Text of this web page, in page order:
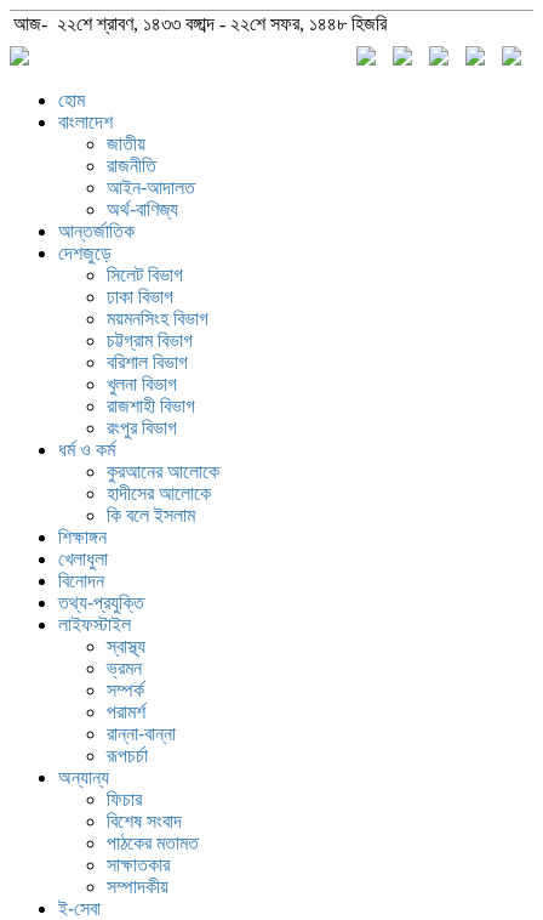
আজ- ২২শে শ্রাবণ, ১৪৩৩ বঙ্গাব্দ - ২২শে সফর, ১৪৪৮ হিজরি
হোম
বাংলাদেশ
জাতীয়
রাজনীতি
আইন-আদালত
অর্থ-বাণিজ্য
আন্তর্জাতিক
দেশজুড়ে
সিলেট বিভাগ
ঢাকা বিভাগ
ময়মনসিংহ বিভাগ
চট্টগ্রাম বিভাগ
বরিশাল বিভাগ
খুলনা বিভাগ
রাজশাহী বিভাগ
রংপুর বিভাগ
ধর্ম ও কর্ম
কুরআনের আলোকে
হাদীসের আলোকে
কি বলে ইসলাম
শিক্ষাঙ্গন
খেলাধুলা
বিনোদন
তথ্য-প্রযুক্তি
লাইফস্টাইল
স্বাস্থ্য
ভ্রমন
সম্পর্ক
পরামর্শ
রান্না-বান্না
রূপচর্চা
অন্যান্য
ফিচার
বিশেষ সংবাদ
পাঠকের মতামত
সাক্ষাতকার
সম্পাদকীয়
ই-সেবা